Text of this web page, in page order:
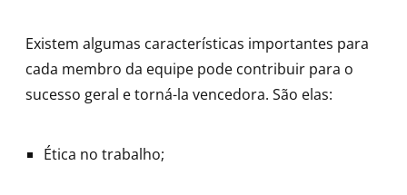
Existem algumas características importantes para
cada membro da equipe pode contribuir para o
sucesso geral e torná-la vencedora. São elas:
Ética no trabalho;